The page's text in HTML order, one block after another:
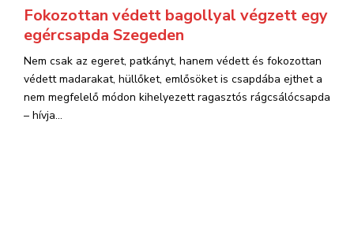
Fokozottan védett bagollyal végzett egy
egércsapda Szegeden
Nem csak az egeret, patkányt, hanem védett és fokozottan
védett madarakat, hüllőket, emlősöket is csapdába ejthet a
nem megfelelő módon kihelyezett ragasztós rágcsálócsapda
– hívja...